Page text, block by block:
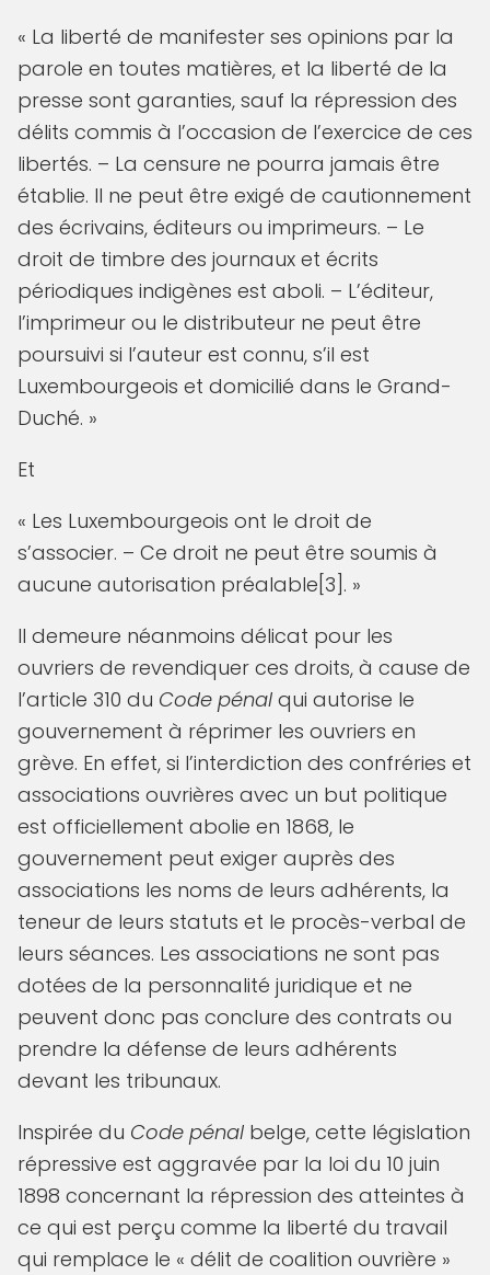
« La liberté de manifester ses opinions par la
parole en toutes matières, et la liberté de la
presse sont garanties, sauf la répression des
délits commis à l’occasion de l’exercice de ces
libertés. – La censure ne pourra jamais être
établie. Il ne peut être exigé de cautionnement
des écrivains, éditeurs ou imprimeurs. – Le
droit de timbre des journaux et écrits
périodiques indigènes est aboli. – L’éditeur,
l’imprimeur ou le distributeur ne peut être
poursuivi si l’auteur est connu, s’il est
Luxembourgeois et domicilié dans le Grand-
Duché. »
Et
« Les Luxembourgeois ont le droit de
s’associer. – Ce droit ne peut être soumis à
aucune autorisation préalable[3]. »
Il demeure néanmoins délicat pour les
ouvriers de revendiquer ces droits, à cause de
l’article 310 du Code pénal qui autorise le
gouvernement à réprimer les ouvriers en
grève. En effet, si l’interdiction des confréries et
associations ouvrières avec un but politique
est officiellement abolie en 1868, le
gouvernement peut exiger auprès des
associations les noms de leurs adhérents, la
teneur de leurs statuts et le procès-verbal de
leurs séances. Les associations ne sont pas
dotées de la personnalité juridique et ne
peuvent donc pas conclure des contrats ou
prendre la défense de leurs adhérents
devant les tribunaux.
Inspirée du Code pénal belge, cette législation
répressive est aggravée par la loi du 10 juin
1898 concernant la répression des atteintes à
ce qui est perçu comme la liberté du travail
qui remplace le « délit de coalition ouvrière »